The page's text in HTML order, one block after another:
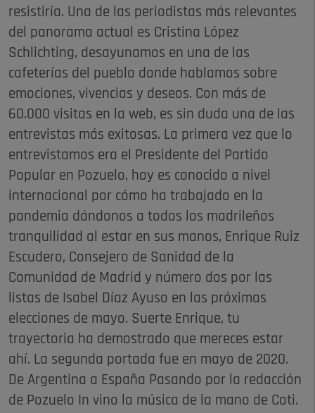
resistiría. Una de las periodistas más relevantes
del panorama actual es Cristina López
Schlichting, desayunamos en una de las
cafeterías del pueblo donde hablamos sobre
emociones, vivencias y deseos. Con más de
60.000 visitas en la web, es sin duda una de las
entrevistas más exitosas. La primera vez que lo
entrevistamos era el Presidente del Partido
Popular en Pozuelo, hoy es conocido a nivel
internacional por cómo ha trabajado en la
pandemia dándonos a todos los madrileños
tranquilidad al estar en sus manos, Enrique Ruiz
Escudero, Consejero de Sanidad de la
Comunidad de Madrid y número dos por las
listas de Isabel Díaz Ayuso en las próximas
elecciones de mayo. Suerte Enrique, tu
trayectoria ha demostrado que mereces estar
ahí. La segunda portada fue en mayo de 2020.
De Argentina a España Pasando por la redacción
de Pozuelo In vino la música de la mano de Coti.